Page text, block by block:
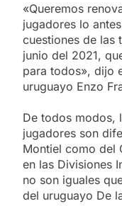
«Queremos
jugadores lo
cuestiones de las
junio del 2021,
para todos», dijo
uruguayo Enzo
De todos modos,
jugadores son
Montiel como del
en las Divisiones
no son iguales
del uruguayo De